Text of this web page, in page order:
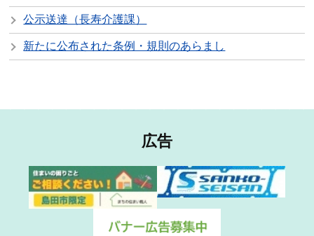
公示送達（長寿介護課）
新たに公布された条例・規則のあらまし
広告